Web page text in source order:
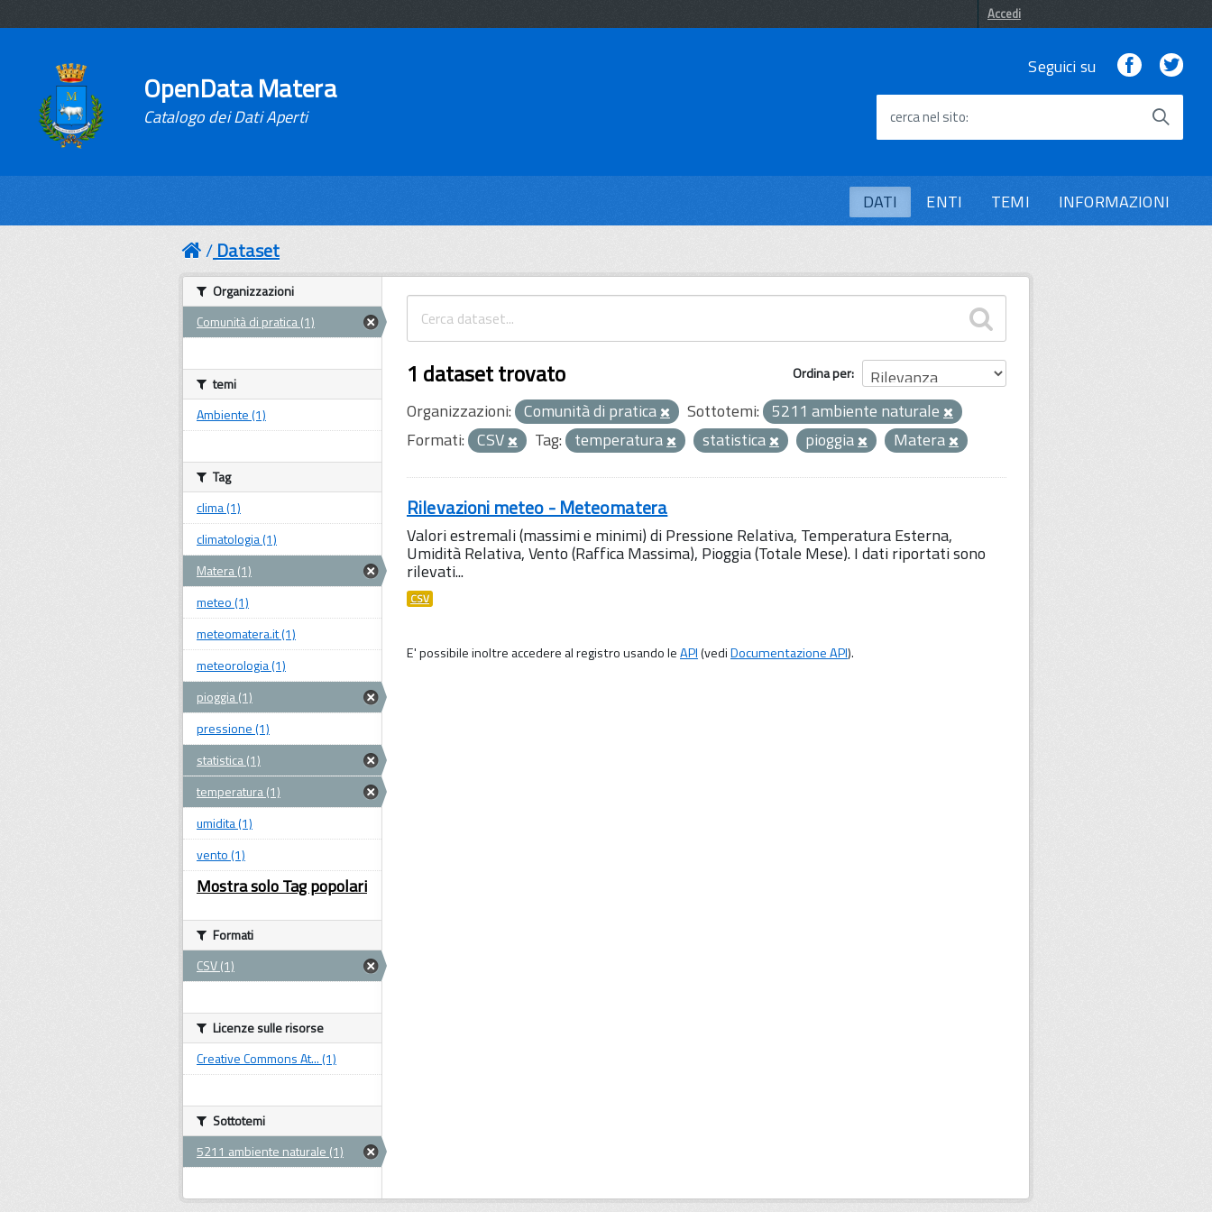
Accedi
OpenData Matera
Catalogo dei Dati Aperti
Seguici su Facebook
cerca nel sito
DATI ENTI TEMI INFORMAZIONI
Dataset
Ordina per
1 dataset trovato
Organizzazioni: Comunità di pratica Sottotemi: 5211 ambiente naturale
Formati: CSV Tag: temperatura statistica pioggia Matera
Rilevazioni meteo - Meteomatera
Valori estremali (massimi e minimi) di Pressione Relativa, Temperatura Esterna,
Umidità Relativa, Vento (Raffica Massima), Pioggia (Totale Mese). I dati riportati sono
rilevati...
CSV
E' possibile inoltre accedere al registro usando leAPI(vediDocumentazione API).
Organizzazioni
Comunità di pratica (1)
temi
Ambiente (1)
Tag
clima (1)
climatologia (1)
Matera (1)
meteo (1)
meteomatera.it (1)
meteorologia (1)
pioggia (1)
pressione (1)
statistica (1)
temperatura (1)
umidita (1)
vento (1)
Mostra solo Tag popolari
Formati
CSV (1)
Licenze sulle risorse
Creative Commons At... (1)
Sottotemi
5211 ambiente naturale (1)